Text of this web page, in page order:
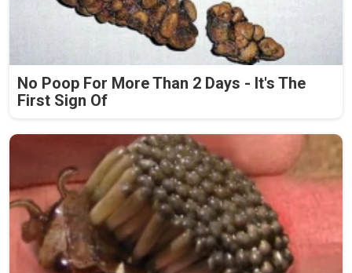
No Poop For More Than 2 Days - It's The
First Sign Of